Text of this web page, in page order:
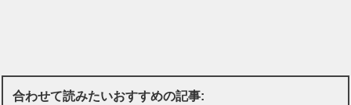
合わせて読みたいおすすめの記事: